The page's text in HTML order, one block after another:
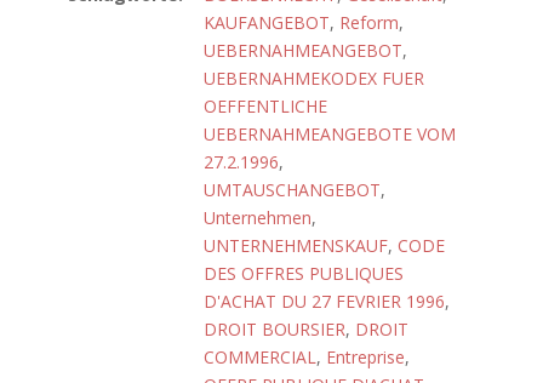
KAUFANGEBOT, Reform,
UEBERNAHMEANGEBOT,
UEBERNAHMEKODEX FUER
OEFFENTLICHE
UEBERNAHMEANGEBOTE VOM
27.2.1996,
UMTAUSCHANGEBOT,
Unternehmen,
UNTERNEHMENSKAUF, CODE
DES OFFRES PUBLIQUES
D'ACHAT DU 27 FEVRIER 1996,
DROIT BOURSIER, DROIT
COMMERCIAL, Entreprise,